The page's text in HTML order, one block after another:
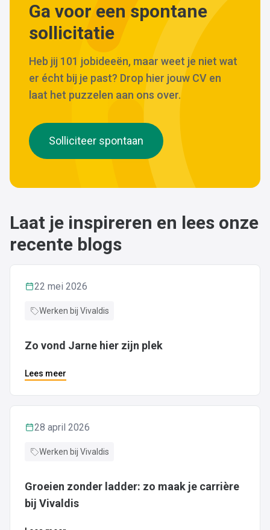
Ga voor een spontane
sollicitatie
Heb jij 101 jobideeën, maar weet je niet wat
er écht bij je past? Drop hier jouw CV en
laat het puzzelen aan ons over.
Solliciteer spontaan
Laat je inspireren en lees onze
recente blogs
22 mei 2026
Werken bij Vivaldis
Zo vond Jarne hier zijn plek
Lees meer
28 april 2026
Werken bij Vivaldis
Groeien zonder ladder: zo maak je carrière
bij Vivaldis